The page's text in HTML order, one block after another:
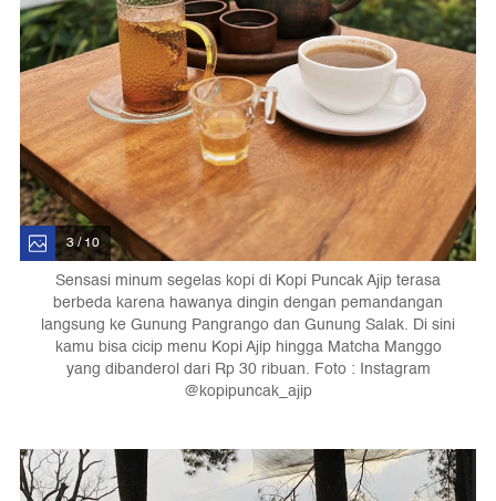
3 / 10
Sensasi minum segelas kopi di Kopi Puncak Ajip terasa
berbeda karena hawanya dingin dengan pemandangan
langsung ke Gunung Pangrango dan Gunung Salak. Di sini
kamu bisa cicip menu Kopi Ajip hingga Matcha Manggo
yang dibanderol dari Rp 30 ribuan. Foto : Instagram
@kopipuncak_ajip